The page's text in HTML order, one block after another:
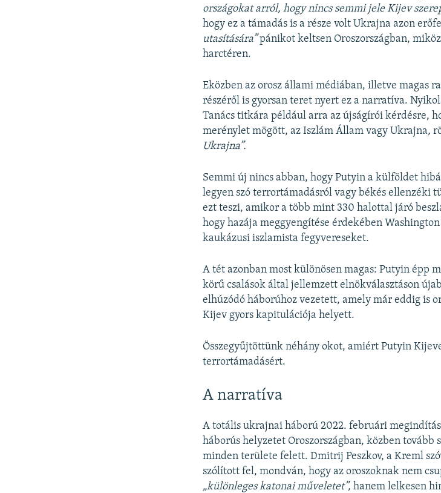
országokat arról, hogy nincs semmi jele Kijev
hogy ez a támadás is a része volt Ukrajna azon
utasítására”pánikot keltsen Oroszországban,
harctéren.
Eközben az orosz állami médiában, illetve magas
részéről is gyorsan teret nyert ez a narratíva.
Tanács titkára például arra az újságírói kérdésre,
merénylet mögött, az Iszlám Állam vagy Ukrajna,
Ukrajna”.
Semmi új nincs abban, hogy Putyin a külföldet
legyen szó terrortámadásról vagy békés ellenzéki
ezt teszi, amikor a több mint 330 halottal járó
hogy hazája meggyengítése érdekében
kaukázusi iszlamista fegyvereseket.
A tét azonban most különösen magas: Putyin épp
körű csalások által jellemzett elnökválasztáson
elhúzódó háborúhoz vezetett, amely már eddig is
Kijev gyors kapitulációja helyett.
Összegyűjtöttünk néhány okot, amiért Putyin
terrortámadásért.
A narratíva
A totális ukrajnai háború 2022. februári
háborús helyzetet Oroszországban, közben tovább
minden területe felett. Dmitrij Peszkov, a Kreml
szólított fel, mondván, hogy az oroszoknak nem
„különleges katonai műveletet”,hanem lelkesen